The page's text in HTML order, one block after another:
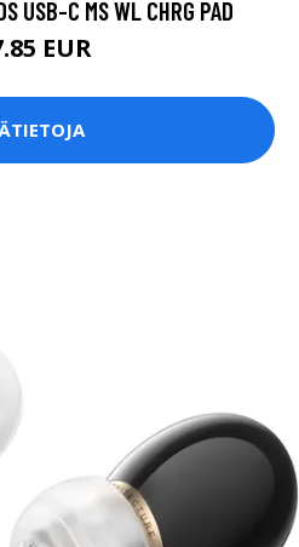
USB-C MS WL CHRG PAD
EUR